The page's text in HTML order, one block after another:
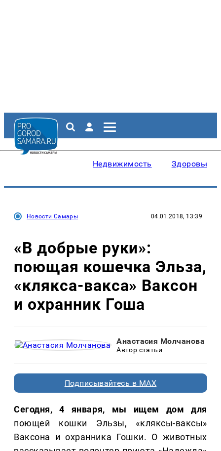
Недвижимость Здоровье
Новости Самары 04.01.2018, 13:39
«В добрые руки»:
поющая кошечка Эльза,
«клякса-вакса» Ваксон
и охранник Гоша
Анастасия Молчанова
Автор статьи
Подписывайтесь в MAX
Сегодня, 4 января, мы ищем дом для
поющей кошки Эльзы, «кляксы-ваксы»
Ваксона и охранника Гошки. О животных